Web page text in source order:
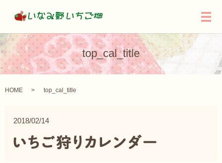
メ
top_cal_title
HOME top_cal_title
2018/02/14